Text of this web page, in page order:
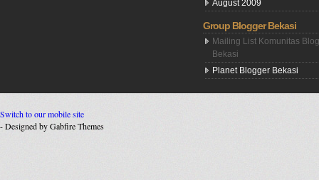
August 2009
Group Blogger Bekasi
Mailing List Komunitas
Bekasi
Planet Blogger Bekasi
Switch to our mobile site
- Designed by Gabfire Themes